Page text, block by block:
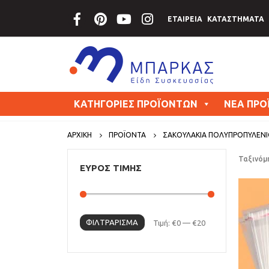
ΕΤΑΙΡΕΙΑ ΚΑΤΑΣΤΗΜΑΤΑ
ΚΑΤΗΓΟΡΙΕΣ ΠΡΟΪΟΝΤΩΝ ΝΕΑ
ΑΡΧΙΚΗ ΠΡΟΪΟΝΤΑ ΣΑΚΟΥΛΑΚΙΑ
ΕΥΡΟΣ ΤΙΜΗΣ
ΦΙΛΤΡΆΡΙΣΜΑ Τιμή: €0— €20